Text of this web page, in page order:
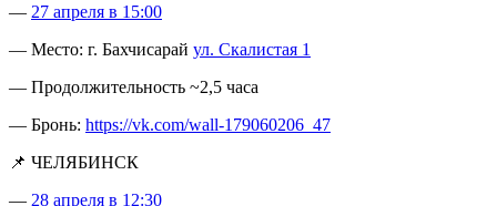
— 27 апреля в 15:00
— Место: г. Бахчисарай ул. Скалистая 1
— Продолжительность ~2,5 часа
— Бронь: https://vk.com/wall-179060206_47
📌 ЧЕЛЯБИНСК
— 28 апреля в 12:30